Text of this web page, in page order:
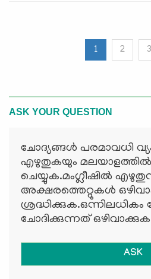
1 2 3
ASK YOUR QUESTION
ചോദ്യങ്ങള്‍ പരമാവധി
എഴുതുകയും മലയാളത്തില്‍
ചെയ്യുക.മംഗ്ലീഷില്‍
അക്ഷരത്തെറ്റുകള്‍
ശ്രദ്ധിക്കുക.ഒന്നിലധികം
ചോദിക്കുന്നത്
ASK